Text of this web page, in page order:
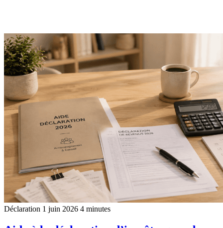
Déclaration 1 juin 2026 4 minutes